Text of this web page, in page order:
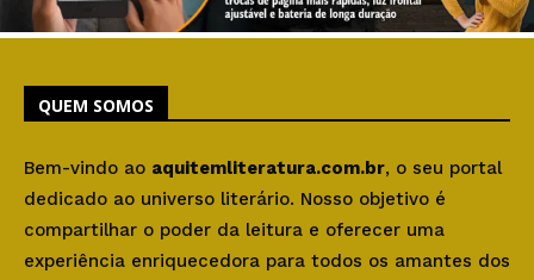
QUEM SOMOS
Bem-vindo ao aquitemliteratura.com.br, o seu portal
dedicado ao universo literário. Nosso objetivo é
compartilhar o poder da leitura e oferecer uma
experiência enriquecedora para todos os amantes dos